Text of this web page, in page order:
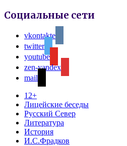
Социальные сети
vkontakte
twitter
youtube
zen-yandex
mail
12+
Лицейские беседы
Русский Север
Литература
История
И.С.Фрадков